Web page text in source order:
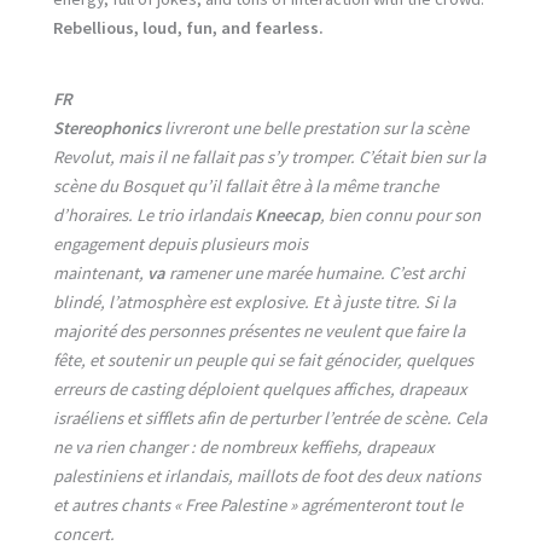
Rebellious, loud, fun, and fearless.
FR
Stereophonicslivreront une belle prestation sur la scène
Revolut, mais il ne fallait pas s’y tromper. C’était bien sur la
scène du Bosquet qu’il fallait être à la même tranche
d’horaires. Le trio irlandaisKneecap, bien connu pour son
engagement depuis plusieurs mois
maintenant, va ramener une marée humaine. C’est archi
blindé, l’atmosphère est explosive. Et à juste titre. Si la
majorité des personnes présentes ne veulent que faire la
fête, et soutenir un peuple qui se fait génocider, quelques
erreurs de casting déploient quelques affiches, drapeaux
israéliens et sifflets afin de perturber l’entrée de scène. Cela
ne va rien changer : de nombreux keffiehs, drapeaux
palestiniens et irlandais, maillots de foot des deux nations
et autres chants « Free Palestine » agrémenteront tout le
concert.